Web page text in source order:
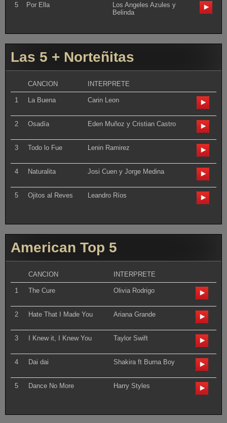
5 Por Ella
Los Angeles Azules y
Belinda
Las 5 + Norteñitas
CANCION INTERPRETE
1 La Buena Carin Leon
2 Osadía Eden Muñoz y Cristian Castro
3 Todo lo Fue Lenin Ramirez
4 Naturalita Josi Cuen y Jorge Medina
5 Ojitos al Reves Leandro Ríos
American Top 5
CANCION INTERPRETE
1 The Cure Olivia Rodrigo
2 Hate That I Made You Ariana Grande
3 I Knew it, I Knew You Taylor Swift
4 Dai dai Shakira ft Burna Boy
5 Dance No More Harry Styles